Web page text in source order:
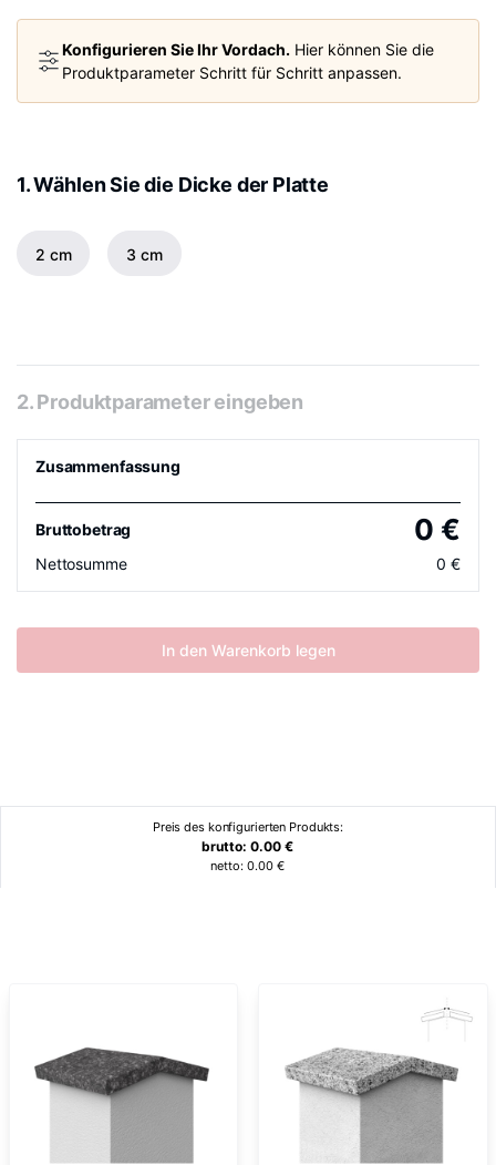
Konfigurieren Sie Ihr Vordach. Hier können Sie die
Produktparameter Schritt für Schritt anpassen.
1. Wählen Sie die Dicke der Platte
2 cm 3 cm
2. Produktparameter eingeben
Zusammenfassung
Bruttobetrag 0 €
Nettosumme 0 €
In den Warenkorb legen
Preis des konfigurierten Produkts:
brutto:0.00 €
netto:0.00 €